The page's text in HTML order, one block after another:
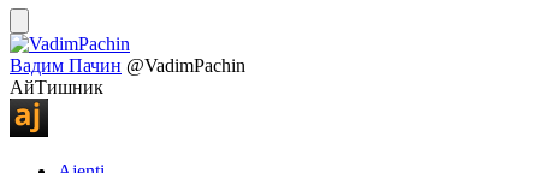
Вадим Пачин @VadimPachin
АйТишник